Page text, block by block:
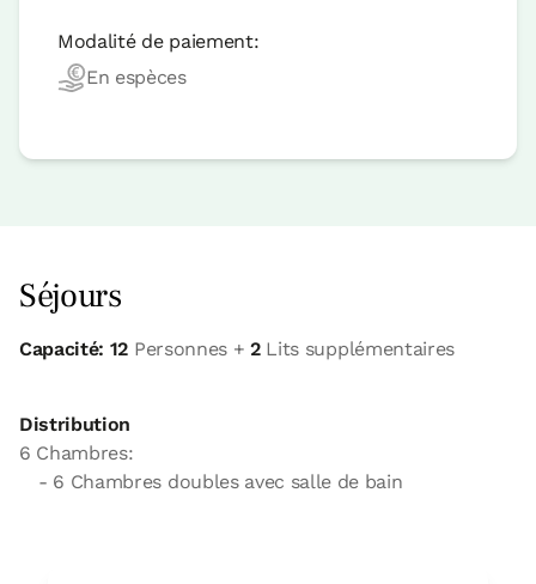
Modalité de paiement:
En espèces
Séjours
Capacité: 12 Personnes +2Lits supplémentaires
Distribution
6 Chambres:
- 6 Chambres doubles avec salle de bain